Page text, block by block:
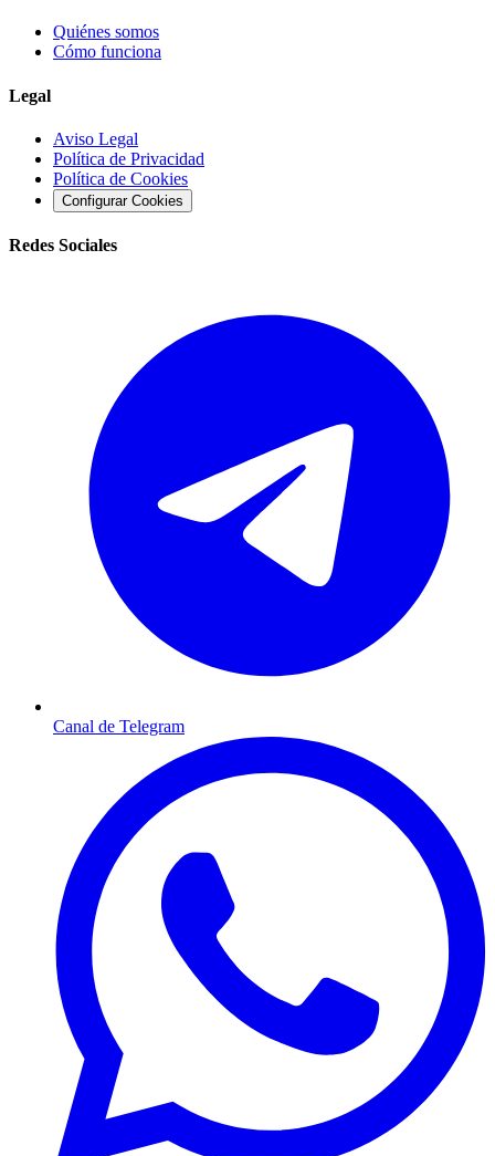
Quiénes somos
Cómo funciona
Legal
Aviso Legal
Política de Privacidad
Política de Cookies
Configurar Cookies
Redes Sociales
Canal de Telegram